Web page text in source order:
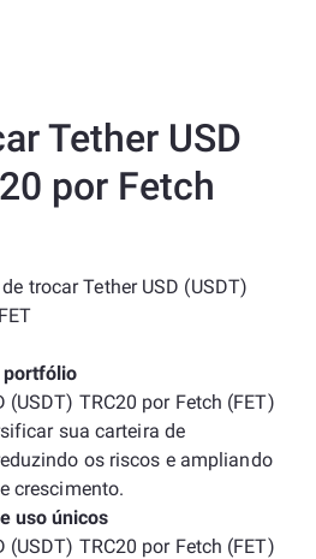
Tether USD
por Fetch
trocar Tether USD (USDT)
portfólio
(USDT) TRC20 por Fetch (FET)
sua carteira de
os riscos e ampliando
crescimento.
uso únicos
(USDT) TRC20 por Fetch (FET)